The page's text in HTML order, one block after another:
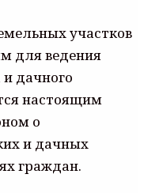
участков
для ведения
и дачного
настоящим
о
и дачных
граждан.